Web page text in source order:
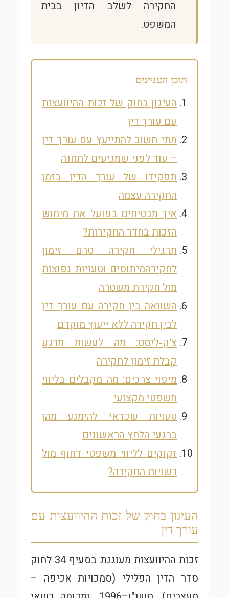
החקירה לשלב הדיון בבית
המשפט.
תוכן העניינים
העיגון בחוק של זכות ההיוועצות
עם עורך דין
מתי חשוב להתייעץ עם עורך דין
– עוד לפני שמגיעים לתחנה
תפקידו של עורך הדין בזמן
החקירה עצמה
איך מבטיחים בפועל את מימוש
הזכות בחדר החקירות?
תרגילי חקירה טרם זימון
לחקירהמיתוסים וטעויות נפוצות
מול חקירת משטרה
השוואה בין חקירה עם עורך דין
לבין חקירה ללא ייעוץ מוקדם
צ'ק-ליסט: מה לעשות מרגע
קבלת זימון לחקירה
מיפוי צרכים: מה מקבלים בליווי
משפטי מקצועי
טעויות שכדאי להימנע מהן
ברגעי הלחץ הראשונים
זקוקים לליווי משפטי דחוף מול
רשויות החקירה?
העיגון בחוק של זכות ההיוועצות עם
עורך דין
זכות ההיוועצות מעוגנת בסעיף 34 לחוק
סדר הדין הפלילי (סמכויות אכיפה –